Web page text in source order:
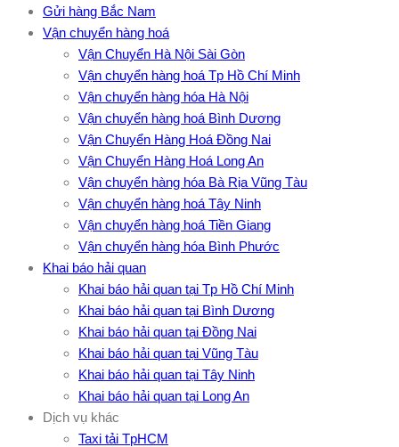
Gửi hàng Bắc Nam
Vận chuyển hàng hoá
Vận Chuyển Hà Nội Sài Gòn
Vận chuyển hàng hoá Tp Hồ Chí Minh
Vận chuyển hàng hóa Hà Nội
Vận chuyển hàng hoá Bình Dương
Vận Chuyển Hàng Hoá Đồng Nai
Vận Chuyển Hàng Hoá Long An
Vận chuyển hàng hóa Bà Rịa Vũng Tàu
Vận chuyển hàng hoá Tây Ninh
Vận chuyển hàng hoá Tiền Giang
Vận chuyển hàng hóa Bình Phước
Khai báo hải quan
Khai báo hải quan tại Tp Hồ Chí Minh
Khai báo hải quan tại Bình Dương
Khai báo hải quan tại Đồng Nai
Khai báo hải quan tại Vũng Tàu
Khai báo hải quan tại Tây Ninh
Khai báo hải quan tại Long An
Dịch vụ khác
Taxi tải TpHCM